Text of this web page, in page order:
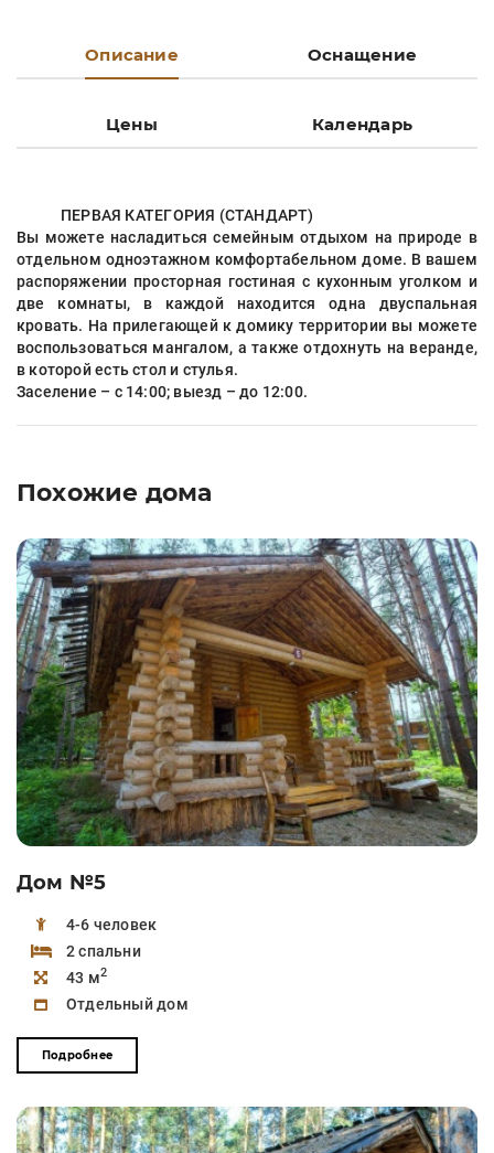
Описание Оснащение
Цены Календарь
ПЕРВАЯ КАТЕГОРИЯ (СТАНДАРТ)
Вы можете насладиться семейным отдыхом на природе в
отдельном одноэтажном комфортабельном доме. В вашем
распоряжении просторная гостиная с кухонным уголком и
две комнаты, в каждой находится одна двуспальная
кровать. На прилегающей к домику территории вы можете
воспользоваться мангалом, а также отдохнуть на веранде,
в которой есть стол и стулья.
Заселение – с 14:00; выезд – до 12:00.
Похожие дома
Дом №5
4-6 человек
2 спальни
43 м2
Отдельный дом
Подробнее